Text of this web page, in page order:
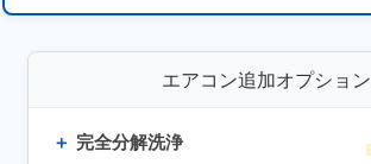
エアコン追加オプション
＋ 完全分解洗浄